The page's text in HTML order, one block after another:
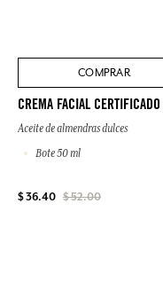
COMPRAR
CREMA FACIAL
Aceite de almendras dulces
Bote 50 ml
$ 36.40 $ 52.00